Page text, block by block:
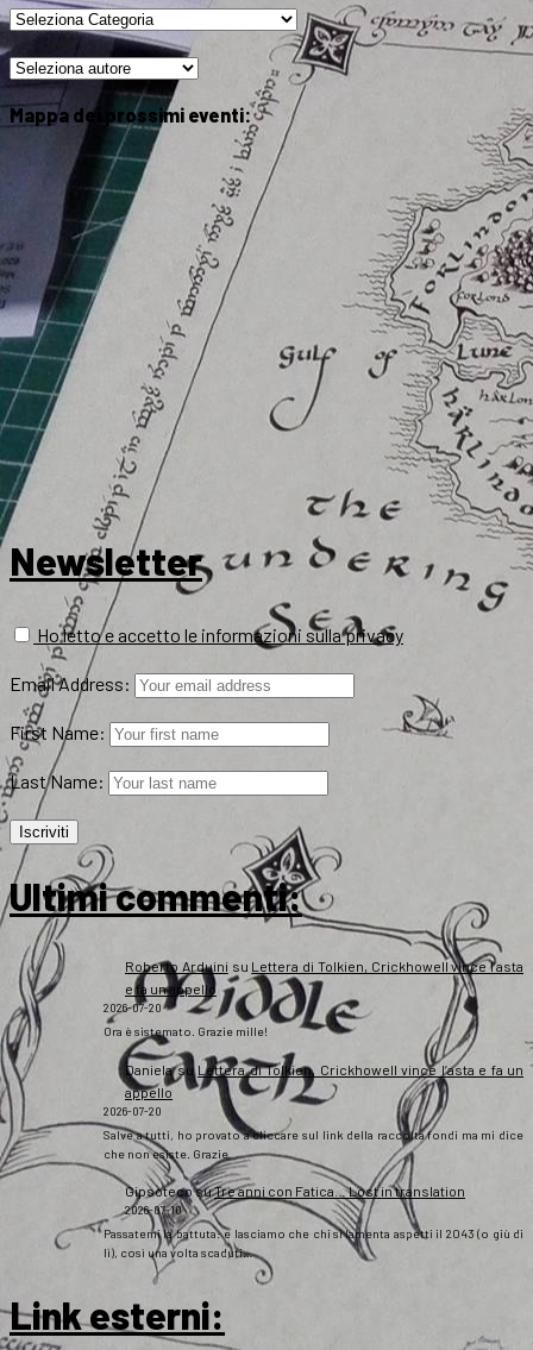
Mappa dei prossimi eventi:
Newsletter
Ho letto e accetto le informazioni sulla privacy
Email Address:
First Name:
Last Name:
Ultimi commenti:
Roberto Arduini su Lettera di Tolkien, Crickhowell vince l’asta
e fa un appello
2026-07-20
Ora è sistemato. Grazie mille!
DanielasuLettera di Tolkien, Crickhowell vince l’asta e fa un
appello
2026-07-20
Salve a tutti, ho provato a cliccare sul link della raccolta fondi ma mi dice
che non esiste. Grazie
GipsotecosuTre anni con Fatica… Lost in translation
2026-07-10
Passatemi la battuta: e lasciamo che chi si lamenta aspetti il 2043 (o giù di
lì), così una volta scaduti…
Link esterni: